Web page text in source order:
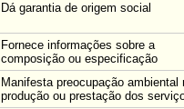
Dá garantia de origem social
Fornece informações sobre a
composição ou especificação
Manifesta preocupação ambiental
produção ou prestação dos